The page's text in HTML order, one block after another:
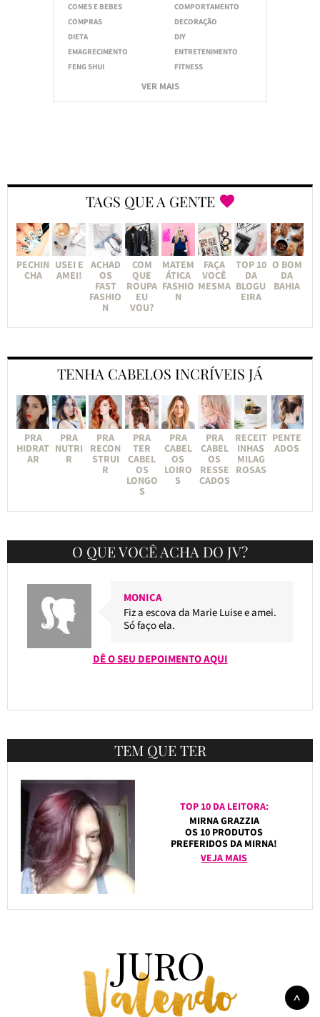
COMES E BEBES
COMPORTAMENTO
COMPRAS
DECORAÇÃO
DIETA
DIY
EMAGRECIMENTO
ENTRETENIMENTO
FENG SHUI
FITNESS
VER MAIS
TAGS QUE A GENTE
PECHIN
CHA
USEI E
AMEI!
ACHAD
OS
FAST
FASHIO
N
COM
QUE
ROUPA
EU
VOU?
MATEM
ÁTICA
FASHIO
N
FAÇA
VOCÊ
MESMA
TOP 10
DA
BLOGU
EIRA
O BOM
DA
BAHIA
TENHA CABELOS INCRÍVEIS JÁ
PRA
HIDRAT
AR
PRA
NUTRI
R
PRA
RECON
STRUI
R
PRA
TER
CABEL
OS
LONGO
S
PRA
CABEL
OS
LOIRO
S
PRA
CABEL
OS
RESSE
CADOS
RECEIT
INHAS
MILAG
ROSAS
PENTE
ADOS
O QUE VOCÊ ACHA DO JV?
MONICA
Fiz a escova da Marie Luise e amei.
Só faço ela.
DÊ O SEU DEPOIMENTO AQUI
TEM QUE TER
TOP 10 DA LEITORA:
MIRNA GRAZZIA
OS 10 PRODUTOS
PREFERIDOS DA MIRNA!
VEJA MAIS